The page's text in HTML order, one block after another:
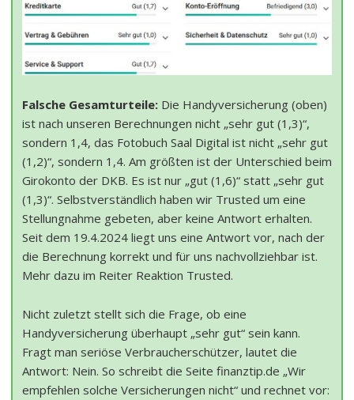
Falsche Gesamturteile: Die Handyversicherung (oben)
ist nach unseren Berechnungen nicht „sehr gut (1,3)“,
sondern 1,4, das Fotobuch Saal Digital ist nicht „sehr gut
(1,2)“, sondern 1,4. Am größten ist der Unterschied beim
Girokonto der DKB. Es ist nur „gut (1,6)“ statt „sehr gut
(1,3)“. Selbstverständlich haben wir Trusted um eine
Stellungnahme gebeten, aber keine Antwort erhalten.
Seit dem 19.4.2024 liegt uns eine Antwort vor, nach der
die Berechnung korrekt und für uns nachvollziehbar ist.
Mehr dazu im Reiter Reaktion Trusted.
Nicht zuletzt stellt sich die Frage, ob eine
Handyversicherung überhaupt „sehr gut“ sein kann.
Fragt man seriöse Verbraucherschützer, lautet die
Antwort: Nein. So schreibt die Seite finanztip.de „Wir
empfehlen solche Versicherungen nicht“ und rechnet vor: